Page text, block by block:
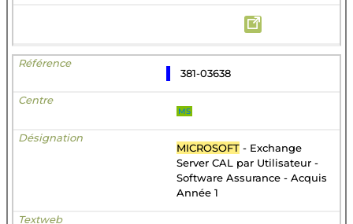
381-03638
MS
MICROSOFT - Exchange
Server CAL par Utilisateur -
Software Assurance - Acquis
Année 1